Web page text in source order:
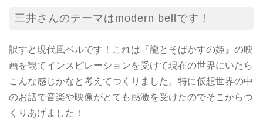
三井さんのテーマはmodern bellです！
訳すと現代風ベルです！これは『龍とそばかすの姫』の映
画を観てインスピレーションを受けて現在の世界にいたら
こんな感じかなと考えてつくりました。特に仮想世界の中
のお話で音楽や映像がとても感激を受けたのでそこからつ
くりあげました！